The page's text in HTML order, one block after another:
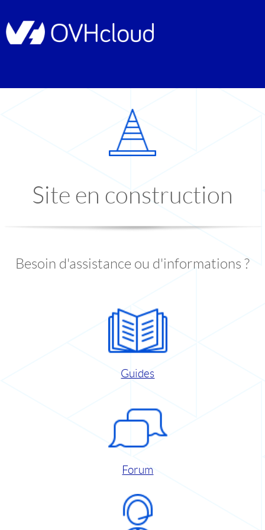
Site en construction
Besoin d'assistance ou d'informations ?
Guides
Forum